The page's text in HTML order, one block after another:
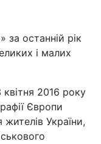
за останній рік
і малих
квітня 2016 року
Європи
України,